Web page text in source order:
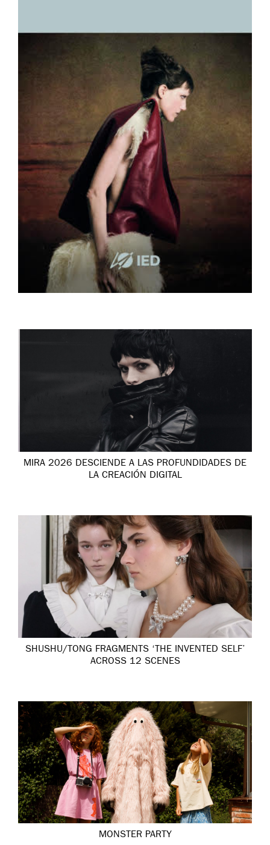
MIRA 2026 DESCIENDE A LAS PROFUNDIDADES DE
LA CREACIÓN DIGITAL
SHUSHU/TONG FRAGMENTS ‘THE INVENTED SELF’
ACROSS 12 SCENES
MONSTER PARTY